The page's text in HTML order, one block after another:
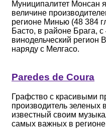
Муниципалитет Монсан
величине
регионе Минью (48 384
Басто, в районе Брага, с
винодельческий регион
наряду с Мелгасо.
Paredes de Coura
Графство с красивыми
производитель зеленых
известный своим
самых важных в